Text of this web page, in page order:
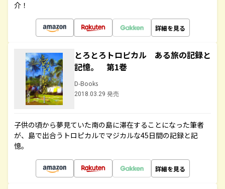
介！
詳細を見る
とろとろトロピカル ある旅の記録と
記憶。 第1巻
D-Books
2018.03.29 発売
子供の頃から夢見ていた南の島に滞在することになった筆者
が、島で出合うトロピカルでマジカルな45日間の記録と記
憶。
詳細を見る